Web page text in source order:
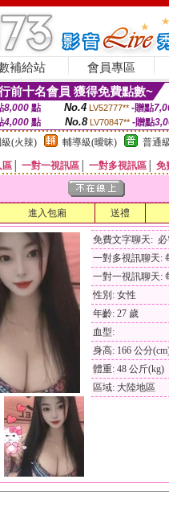
補給站 會員專區
前十名會員 獲得免費點數~
8,000點 No.4 LV52777** -贈點
4,000 點 No.8 LV70847** -贈點
級(火辣) 輔導級(曖昧) 普通
區 一對一視訊區 一對多視訊區 免
進入包廂 送禮
免費文字聊天:
一對多視訊聊天:
一對一視訊聊天:
性別: 女性
年齡: 27 歲
血型:
身高: 166 公分
體重: 48 公斤(kg)
區域: 大陸地區